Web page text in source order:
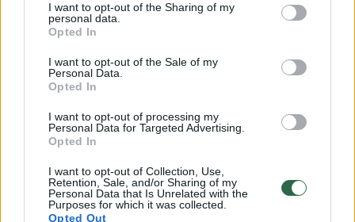
I want to opt-out of the Sharing of my
personal data.
Opted In
I want to opt-out of the Sale of my
Personal Data.
Opted In
I want to opt-out of processing my
Personal Data for Targeted Advertising.
Opted In
I want to opt-out of Collection, Use,
Retention, Sale, and/or Sharing of my
Personal Data that Is Unrelated with the
Purposes for which it was collected.
Opted Out
00:00:57
Savaitės vidurys nusimato karštas: temperatūra kils iki
32 laipsnių šilumos
Žinios | Orai
V. Zalužno pasisakymą laiko bandymu įsitvirtinti
Ukrainos politikoje: jis yra neteisus
Nufilmavo, kaip patvino Vilniaus Vakarinis aplinkkelis: